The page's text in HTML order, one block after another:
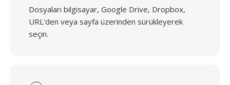
Dosyaları bilgisayar, Google Drive, Dropbox,
URL'den veya sayfa üzerinden sürükleyerek
seçin.